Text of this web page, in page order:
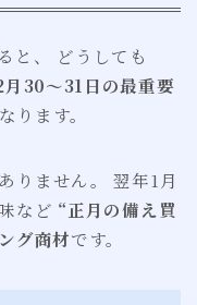
と、 どうしても
月30〜31日の最重要
ります。
りません。 翌年1月
など “正月の備え買
グ商材です。